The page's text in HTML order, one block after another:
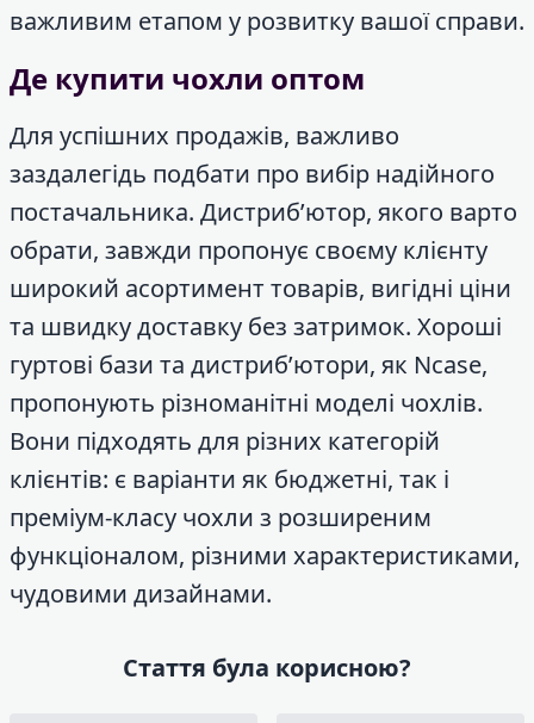
важливим етапом у розвитку вашої справи.
Де купити чохли оптом
Для успішних продажів, важливо
заздалегідь подбати про вибір надійного
постачальника. Дистриб’ютор, якого варто
обрати, завжди пропонує своєму клієнту
широкий асортимент товарів, вигідні ціни
та швидку доставку без затримок. Хороші
гуртові бази та дистриб’ютори, як Ncase,
пропонують різноманітні моделі чохлів.
Вони підходять для різних категорій
клієнтів: є варіанти як бюджетні, так і
преміум-класу чохли з розширеним
функціоналом, різними характеристиками,
чудовими дизайнами.
Стаття була корисною?